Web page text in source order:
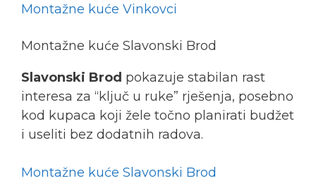
Montažne kuće Vinkovci
Montažne kuće Slavonski Brod
Slavonski Brod pokazuje stabilan rast
interesa za “ključ u ruke” rješenja, posebno
kod kupaca koji žele točno planirati budžet
i useliti bez dodatnih radova.
Montažne kuće Slavonski Brod